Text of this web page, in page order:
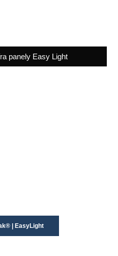
panely Easy Light
| EasyLight